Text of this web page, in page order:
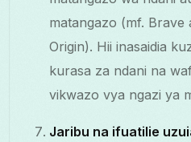
matangazo (mf.
Origin). Hii inasaidia
kurasa za ndani na
vikwazo vya ngazi ya
Jaribu na ifuatilie